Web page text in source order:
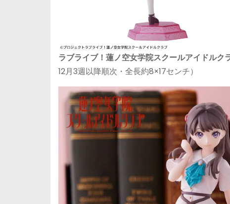
ラブライブ！蓮ノ空女学院スクールアイド
12月3週以降順次・全長約8×17センチ）